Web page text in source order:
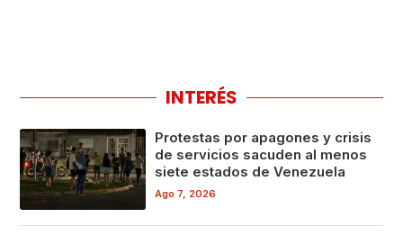
INTERÉS
Protestas por apagones y crisis
de servicios sacuden al menos
siete estados de Venezuela
Ago 7, 2026